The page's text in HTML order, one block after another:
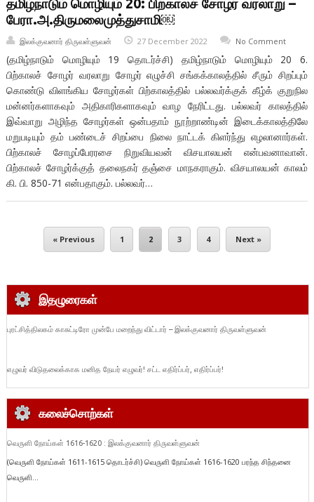
தமிழ்நாடும் மொழியும் 20: பிற்காலச் சோழர் வரலாறு –
பேரா.அ.திருமலைமுத்துசாமி￼
இலக்குவனார் திருவள்ளுவன் 27 December 2022 No Comment
(தமிழ்நாடும் மொழியும் 19 தொடர்ச்சி) தமிழ்நாடும் மொழியும் 20 6.
பிற்காலச் சோழர் வரலாறு சோழர் எழுச்சி சங்கக்காலத்தில் சீரும் சிறப்பும்
கொண்டு விளங்கிய சோழர்கள் பிற்காலத்தில் பல்லவர்க்குக் கீழ்க் குறுநில
மன்னர்களாகவும் அதிகாரிகளாகவும் வாழ நேரிட்டது. பல்லவர் காலத்தில்
இவ்வாறு அழிந்த சோழர்கள் ஒன்பதாம் நூற்றாண்டின் இடைக்காலத்திலே
மறுபடியும் தம் பண்டைச் சிறப்பை நிலை நாட்டக் கிளர்ந்து எழலானார்கள்.
பிற்காலச் சோழப்பேரரசை நிறுவியவன் விசயாலயன் என்பவனாவான்.
பிற்காலச் சோழர்க்குத் தலைநகர் தஞ்சை மாநகராகும். விசயாலயன் காலம்
கி. பி. 850-71 என்பதாகும். பல்லவர்…
« Previous 1 2 3 4 Next »
இதழுரைகள்
புரட்சித்திலகம் காசுட்டிரோ முன்பே மறைந்து விட்டார் – இலக்குவனார் திருவள்ளுவன்
எழுவர் விடுதலைக்காக மனித நேயர் எழுவர்! சட்ட எதிர்ப்பர், எதிர்ப்பர்!
கலைச்சொற்கள்
வெருளி நோய்கள் 1616-1620 : இலக்குவனார் திருவள்ளுவன்
(வெருளி நோய்கள் 1611-1615 தொடர்ச்சி) வெருளி நோய்கள் 1616-1620 பரந்த சிந்தனை
வெருளி...